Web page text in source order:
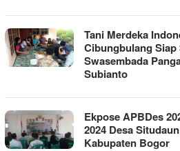
Tani Merdeka
Cibungbulang
Swasembada
Subianto
Ekpose APBDes
2024 Desa
Kabupaten Bogor